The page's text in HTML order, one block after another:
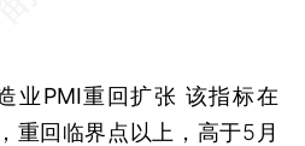
业PMI重回扩张 该指标在
重回临界点以上，高于5月